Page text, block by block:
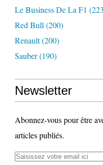
Le Business De La F1
Red Bull (200)
Renault(200)
Sauber(190)
Newsletter
Abonnez-vous pour être
articles publiés.